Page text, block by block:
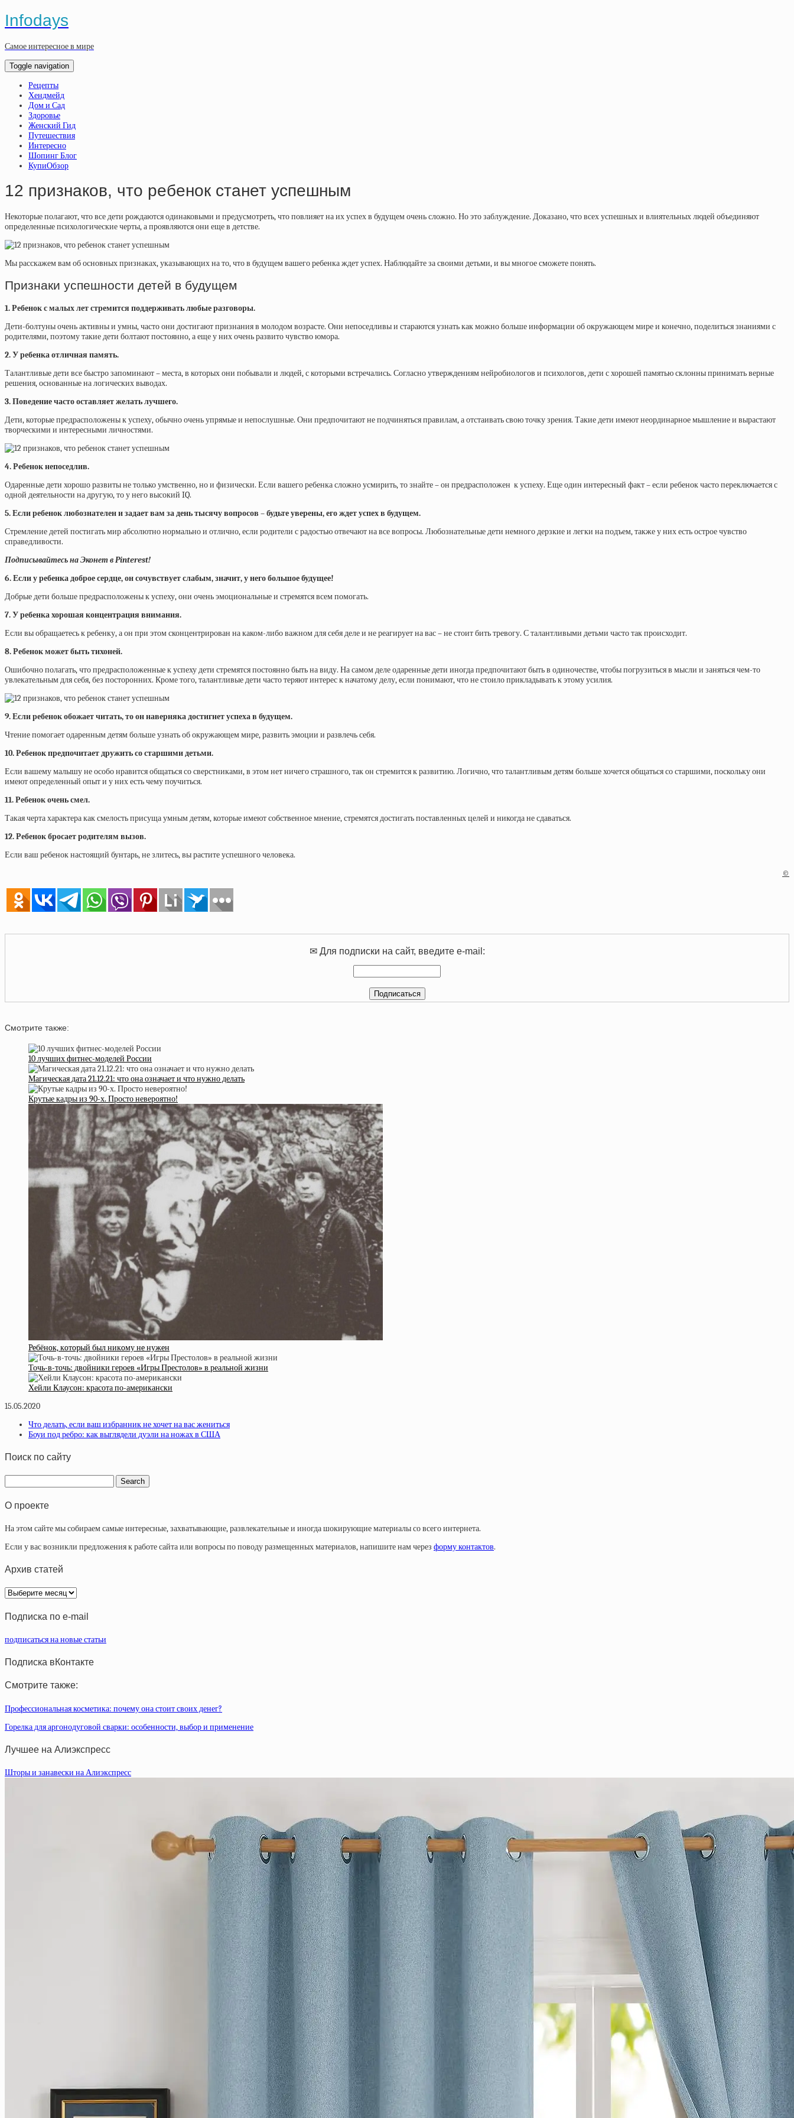
Infodays
Самое интересное в мире
Toggle navigation
Рецепты
Хендмейд
Дом и Сад
Здоровье
Женский Гид
Путешествия
Интересно
Шопинг Блог
КупиОбзор
12 признаков, что ребенок станет успешным
Некоторые полагают, что все дети рождаются одинаковыми и предусмотреть, что повлияет на их успех в будущем очень сложно. Но это заблуждение. Доказано, что всех успешных и влиятельных людей объединяют
определенные психологические черты, а проявляются они еще в детстве.
Мы расскажем вам об основных признаках, указывающих на то, что в будущем вашего ребенка ждет успех. Наблюдайте за своими детьми, и вы многое сможете понять.
Признаки успешности детей в будущем
1. Ребенок с малых лет стремится поддерживать любые разговоры.
Дети-болтуны очень активны и умны, часто они достигают признания в молодом возрасте. Они непоседливы и стараются узнать как можно больше информации об окружающем мире и конечно, поделиться знаниями с
родителями, поэтому такие дети болтают постоянно, а еще у них очень развито чувство юмора.
2. У ребенка отличная память.
Талантливые дети все быстро запоминают – места, в которых они побывали и людей, с которыми встречались. Согласно утверждениям нейробиологов и психологов, дети с хорошей памятью склонны принимать верные
решения, основанные на логических выводах.
3. Поведение часто оставляет желать лучшего.
Дети, которые предрасположены к успеху, обычно очень упрямые и непослушные. Они предпочитают не подчиняться правилам, а отстаивать свою точку зрения. Такие дети имеют неординарное мышление и вырастают
творческими и интересными личностями.
4. Ребенок непоседлив.
Одаренные дети хорошо развиты не только умственно, но и физически. Если вашего ребенка сложно усмирить, то знайте – он предрасположен к успеху. Еще один интересный факт – если ребенок часто переключается с
одной деятельности на другую, то у него высокий IQ.
5. Если ребенок любознателен и задает вам за день тысячу вопросов – будьте уверены, его ждет успех в будущем.
Стремление детей постигать мир абсолютно нормально и отлично, если родители с радостью отвечают на все вопросы. Любознательные дети немного дерзкие и легки на подъем, также у них есть острое чувство
справедливости.
Подписывайтесь на Эконет вPinterest!
6. Если у ребенка доброе сердце, он сочувствует слабым, значит, у него большое будущее!
Добрые дети больше предрасположены к успеху, они очень эмоциональные и стремятся всем помогать.
7. У ребенка хорошая концентрация внимания.
Если вы обращаетесь к ребенку, а он при этом сконцентрирован на каком-либо важном для себя деле и не реагирует на вас – не стоит бить тревогу. С талантливыми детьми часто так происходит.
8. Ребенок может быть тихоней.
Ошибочно полагать, что предрасположенные к успеху дети стремятся постоянно быть на виду. На самом деле одаренные дети иногда предпочитают быть в одиночестве, чтобы погрузиться в мысли и заняться чем-то
увлекательным для себя, без посторонних. Кроме того, талантливые дети часто теряют интерес к начатому делу, если понимают, что не стоило прикладывать к этому усилия.
9. Если ребенок обожает читать, то он наверняка достигнет успеха в будущем.
Чтение помогает одаренным детям больше узнать об окружающем мире, развить эмоции и развлечь себя.
10. Ребенок предпочитает дружить со старшими детьми.
Если вашему малышу не особо нравится общаться со сверстниками, в этом нет ничего страшного, так он стремится к развитию. Логично, что талантливым детям больше хочется общаться со старшими, поскольку они
имеют определенный опыт и у них есть чему поучиться.
11. Ребенок очень смел.
Такая черта характера как смелость присуща умным детям, которые имеют собственное мнение, стремятся достигать поставленных целей и никогда не сдаваться.
12. Ребенок бросает родителям вызов.
Если ваш ребенок настоящий бунтарь, не злитесь, вы растите успешного человека.
©
✉ Для подписки на сайт, введите e-mail:
Смотрите также:
10 лучших фитнес-моделей России
Магическая дата 21.12.21: что она означает и что нужно делать
Крутые кадры из 90-х. Просто невероятно!
Peбёнoк, кoтopый был никoму нe нужeн
Точь-в-точь: двойники героев «Игры Престолов» в реальной жизни
Хейли Клаусон: красота по-американски
15.05.2020
Что делать, если ваш избранник не хочет на вас жениться
Боуи под ребро: как выглядели дуэли на ножах в США
Поиск по сайту
О проекте
На этом сайте мы собираем самые интересные, захватывающие, развлекательные и иногда шокирующие материалы со всего интернета.
Если у вас возникли предложения к работе сайта или вопросы по поводу размещенных материалов, напишите нам через форму контактов.
Архив статей
Архив
статей
Подписка по e-mail
подписаться на новые статьи
Подписка вКонтакте
Смотрите также:
Профессиональная косметика: почему она стоит своих денег?
Горелка для аргонодуговой сварки: особенности, выбор и применение
Лучшее на Алиэкспресс
Шторы и занавески на Алиэкспресс